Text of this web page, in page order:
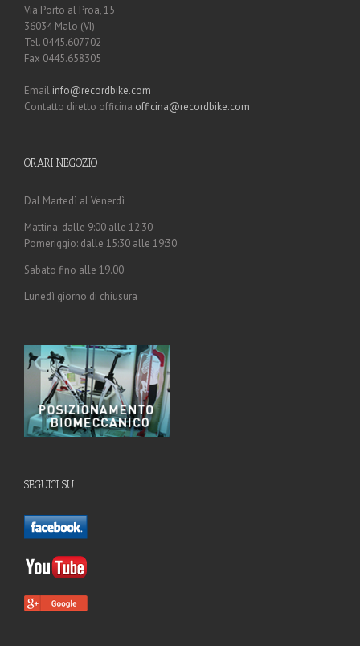
Via Porto al Proa, 15
36034 Malo (VI)
Tel. 0445.607702
Fax 0445.658305
Email info@recordbike.com
Contatto diretto officina officina@recordbike.com
ORARI NEGOZIO
Dal Martedì al Venerdì
Mattina: dalle 9:00 alle 12:30
Pomeriggio: dalle 15:30 alle 19:30
Sabato fino alle 19.00
Lunedì giorno di chiusura
SEGUICI SU